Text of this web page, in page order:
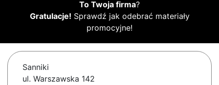
To Twoja firma?
Gratulacje! Sprawdź jak odebrać materiały
promocyjne!
Sanniki
ul. Warszawska 142